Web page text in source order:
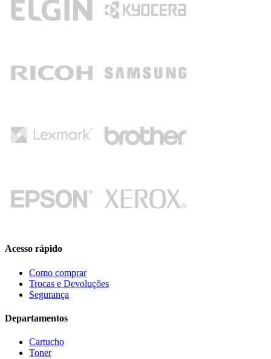
Acesso rápido
Como comprar
Trocas e Devoluções
Segurança
Departamentos
Cartucho
Toner